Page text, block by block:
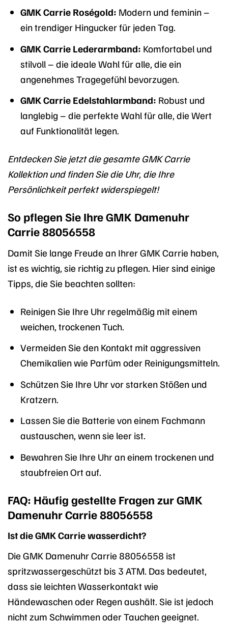
GMK Carrie Roségold: Modern und feminin –
ein trendiger Hingucker für jeden Tag.
GMK Carrie Lederarmband: Komfortabel und
stilvoll – die ideale Wahl für alle, die ein
angenehmes Tragegefühl bevorzugen.
GMK Carrie Edelstahlarmband: Robust und
langlebig – die perfekte Wahl für alle, die Wert
auf Funktionalität legen.
Entdecken Sie jetzt die gesamte GMK Carrie
Kollektion und finden Sie die Uhr, die Ihre
Persönlichkeit perfekt widerspiegelt!
So pflegen Sie Ihre GMK Damenuhr
Carrie 88056558
Damit Sie lange Freude an Ihrer GMK Carrie haben,
ist es wichtig, sie richtig zu pflegen. Hier sind einige
Tipps, die Sie beachten sollten:
Reinigen Sie Ihre Uhr regelmäßig mit einem
weichen, trockenen Tuch.
Vermeiden Sie den Kontakt mit aggressiven
Chemikalien wie Parfüm oder Reinigungsmitteln.
Schützen Sie Ihre Uhr vor starken Stößen und
Kratzern.
Lassen Sie die Batterie von einem Fachmann
austauschen, wenn sie leer ist.
Bewahren Sie Ihre Uhr an einem trockenen und
staubfreien Ort auf.
FAQ: Häufig gestellte Fragen zur GMK
Damenuhr Carrie 88056558
Ist die GMK Carrie wasserdicht?
Die GMK Damenuhr Carrie 88056558 ist
spritzwassergeschützt bis 3 ATM. Das bedeutet,
dass sie leichten Wasserkontakt wie
Händewaschen oder Regen aushält. Sie ist jedoch
nicht zum Schwimmen oder Tauchen geeignet.